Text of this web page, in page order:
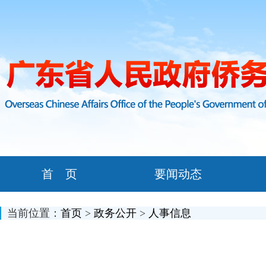
首 页 要闻动态
当前位置： 首页 > 政务公开 > 人事信息